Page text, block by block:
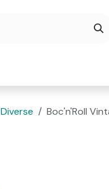
Diverse Boc'n'Roll